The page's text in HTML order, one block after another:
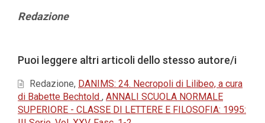
Contenuto
Redazione
dell'articolo
Puoi leggere altri articoli dello stesso autore/i
Redazione, DANIMS: 24. Necropoli di Lilibeo, a cura
di Babette Bechtold , ANNALI SCUOLA NORMALE
SUPERIORE - CLASSE DI LETTERE E FILOSOFIA: 1995: